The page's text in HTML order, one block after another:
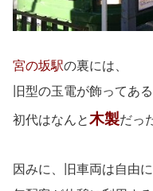
宮の坂駅の裏には、
旧型の玉電が飾ってあ
初代はなんと木製だっ
因みに、旧車両は自由